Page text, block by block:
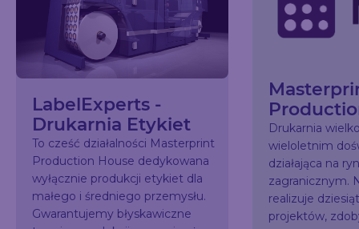
LabelExperts -
Drukarnia Etykiet
To cześć działalności Masterprint
Production House dedykowana
wyłącznie produkcji etykiet dla
małego i średniego przemysłu.
Gwarantujemy błyskawiczne
Drukarnia
wieloletnim
działająca na
zagranicznym.
realizuje
projektów,